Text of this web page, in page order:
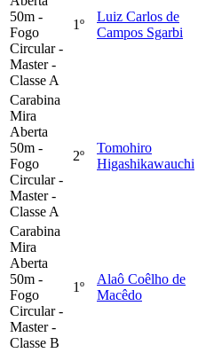
50m -
Fogo
Circular -
Master -
Classe A
1º
Luiz Carlos de
Campos Sgarbi
Carabina
Mira
Aberta
50m -
Fogo
Circular -
Master -
Classe A
2º
Tomohiro
Higashikawauchi
Carabina
Mira
Aberta
50m -
Fogo
Circular -
Master -
Classe B
1º
Alaô Coêlho de
Macêdo